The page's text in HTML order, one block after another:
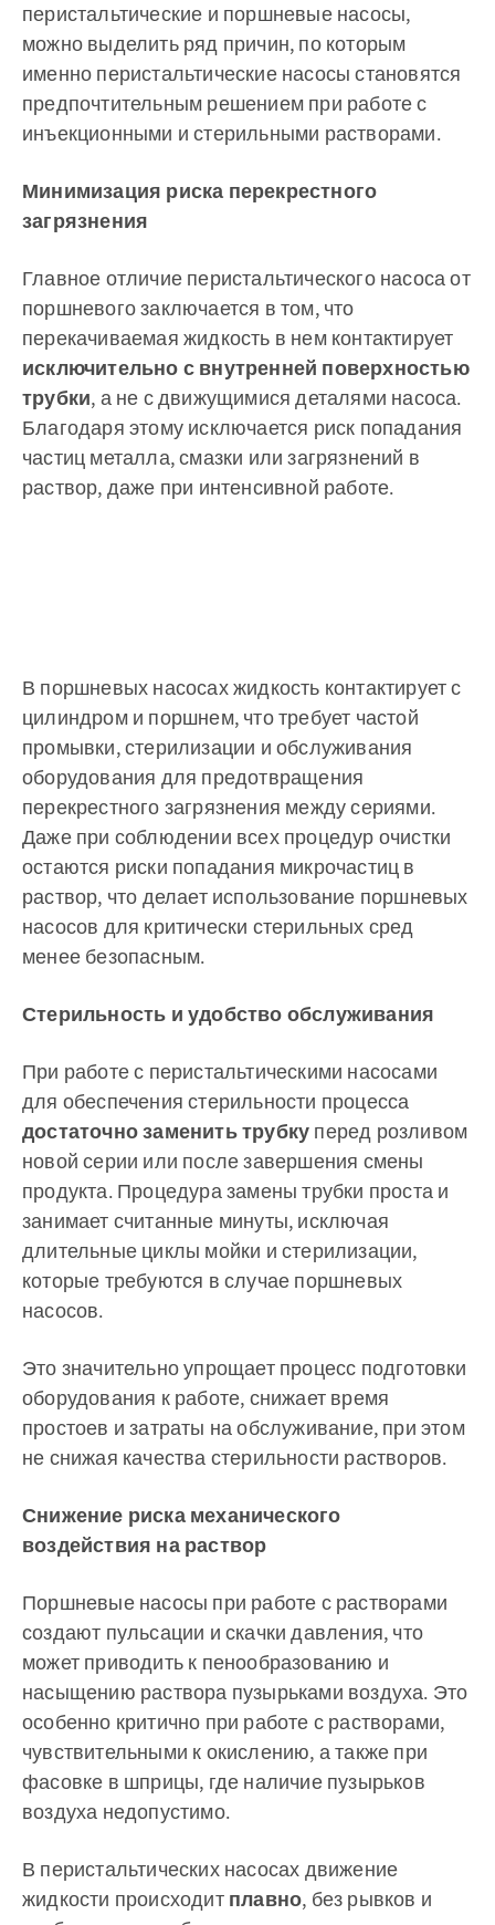
перистальтические и поршневые насосы,
можно выделить ряд причин, по которым
именно перистальтические насосы становятся
предпочтительным решением при работе с
инъекционными и стерильными растворами.
Минимизация риска перекрестного
загрязнения
Главное отличие перистальтического насоса от
поршневого заключается в том, что
перекачиваемая жидкость в нем контактирует
исключительно с внутренней поверхностью
трубки, а не с движущимися деталями насоса.
Благодаря этому исключается риск попадания
частиц металла, смазки или загрязнений в
раствор, даже при интенсивной работе.
В поршневых насосах жидкость контактирует с
цилиндром и поршнем, что требует частой
промывки, стерилизации и обслуживания
оборудования для предотвращения
перекрестного загрязнения между сериями.
Даже при соблюдении всех процедур очистки
остаются риски попадания микрочастиц в
раствор, что делает использование поршневых
насосов для критически стерильных сред
менее безопасным.
Стерильность и удобство обслуживания
При работе с перистальтическими насосами
для обеспечения стерильности процесса
достаточно заменить трубку перед розливом
новой серии или после завершения смены
продукта. Процедура замены трубки проста и
занимает считанные минуты, исключая
длительные циклы мойки и стерилизации,
которые требуются в случае поршневых
насосов.
Это значительно упрощает процесс подготовки
оборудования к работе, снижает время
простоев и затраты на обслуживание, при этом
не снижая качества стерильности растворов.
Снижение риска механического
воздействия на раствор
Поршневые насосы при работе с растворами
создают пульсации и скачки давления, что
может приводить к пенообразованию и
насыщению раствора пузырьками воздуха. Это
особенно критично при работе с растворами,
чувствительными к окислению, а также при
фасовке в шприцы, где наличие пузырьков
воздуха недопустимо.
В перистальтических насосах движение
жидкости происходит плавно, без рывков и